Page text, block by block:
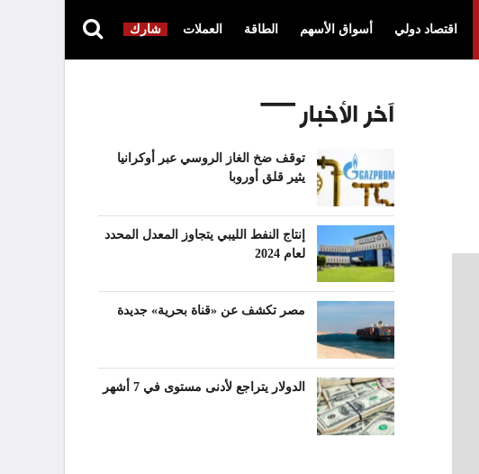
اقتصاد دولي أسواق الأسهم الطاقة العملات شارك
آخر الأخبار
توقف ضخ الغاز الروسي عبر أوكرانيا
يثير قلق أوروبا
إنتاج النفط الليبي يتجاوز المعدل المحدد
لعام 2024
مصر تكشف عن «قناة بحرية» جديدة
الدولار يتراجع لأدنى مستوى في 7 أشهر